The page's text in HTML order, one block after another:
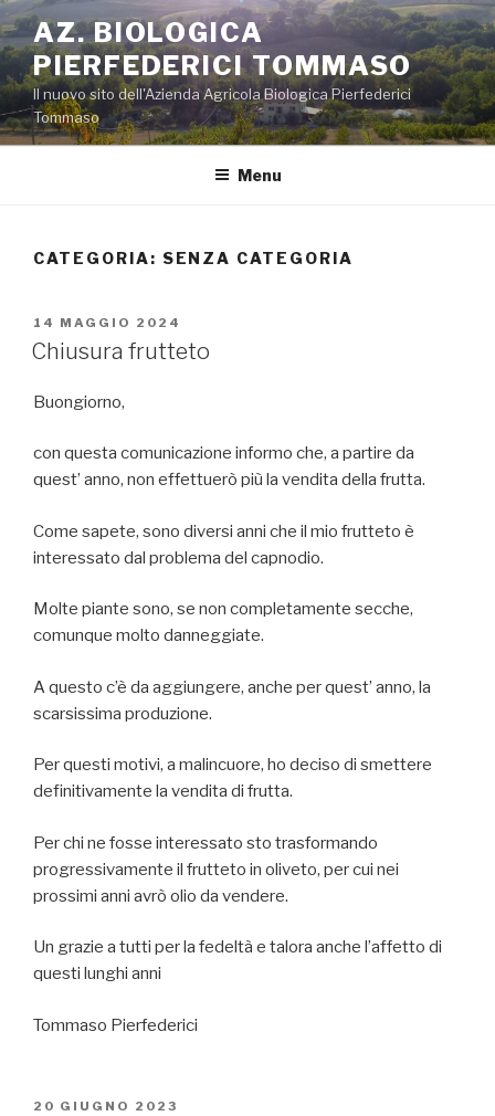
Salta
al
contenuto
AZ. BIOLOGICA
PIERFEDERICI TOMMASO
Il nuovo sito dell'Azienda Agricola Biologica Pierfederici
Tommaso
Menu
CATEGORIA: SENZA CATEGORIA
PUBBLICATO
IL
14 MAGGIO 2024
Chiusura frutteto
Buongiorno,
con questa comunicazione informo che, a partire da
quest’ anno, non effettuerò più la vendita della frutta.
Come sapete, sono diversi anni che il mio frutteto è
interessato dal problema del capnodio.
Molte piante sono, se non completamente secche,
comunque molto danneggiate.
A questo c’è da aggiungere, anche per quest’ anno, la
scarsissima produzione.
Per questi motivi, a malincuore, ho deciso di smettere
definitivamente la vendita di frutta.
Per chi ne fosse interessato sto trasformando
progressivamente il frutteto in oliveto, per cui nei
prossimi anni avrò olio da vendere.
Un grazie a tutti per la fedeltà e talora anche l’affetto di
questi lunghi anni
Tommaso Pierfederici
PUBBLICATO
20 GIUGNO 2023